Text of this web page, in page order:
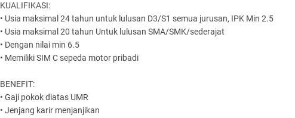
KUALIFIKASI:
• Usia maksimal 24 tahun untuk lulusan D3/S1 semua jurusan, IPK Min 2.5
• Usia maksimal 20 tahun Untuk lulusan SMA/SMK/sederajat
• Dengan nilai min 6.5
• Memiliki SIM C sepeda motor pribadi
BENEFIT:
• Gaji pokok diatas UMR
• Jenjang karir menjanjikan